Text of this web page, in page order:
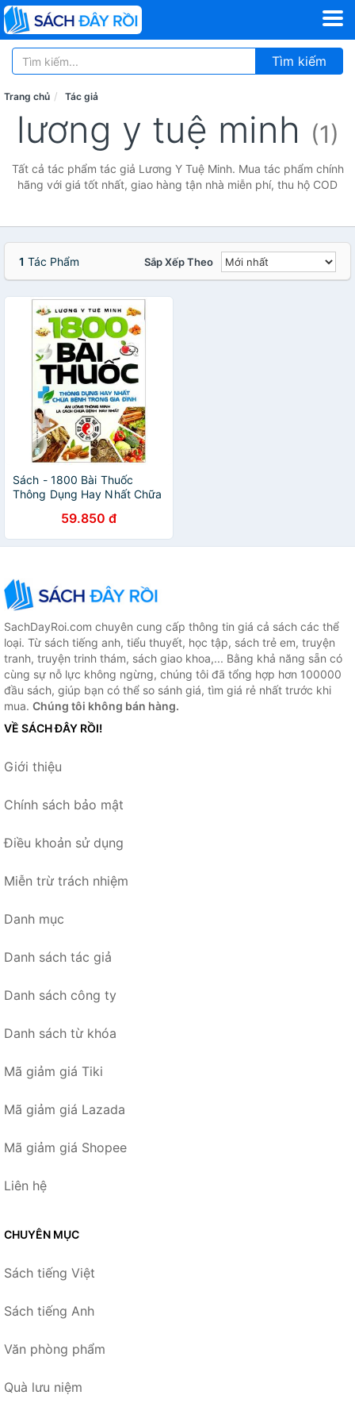
Tìm kiếm
Trang chủ Tác giả
lương y tuệ minh (1)
Tất cả tác phẩm tác giả Lương Y Tuệ Minh. Mua tác phẩm chính
hãng với giá tốt nhất, giao hàng tận nhà miễn phí, thu hộ COD
1 Tác Phẩm Sắp Xếp Theo
Sách - 1800 Bài Thuốc
Thông Dụng Hay Nhất Chữa
59.850 đ
SachDayRoi.com chuyên cung cấp thông tin giá cả sách các thể
loại. Từ sách tiếng anh, tiểu thuyết, học tập, sách trẻ em, truyện
tranh, truyện trinh thám, sách giao khoa,... Bằng khả năng sẵn có
cùng sự nỗ lực không ngừng, chúng tôi đã tổng hợp hơn 100000
đầu sách, giúp bạn có thể so sánh giá, tìm giá rẻ nhất trước khi
mua. Chúng tôi không bán hàng.
VỀ SÁCH ĐÂY RỒI!
Giới thiệu
Chính sách bảo mật
Điều khoản sử dụng
Miễn trừ trách nhiệm
Danh mục
Danh sách tác giả
Danh sách công ty
Danh sách từ khóa
Mã giảm giá Tiki
Mã giảm giá Lazada
Mã giảm giá Shopee
Liên hệ
CHUYÊN MỤC
Sách tiếng Việt
Sách tiếng Anh
Văn phòng phẩm
Quà lưu niệm